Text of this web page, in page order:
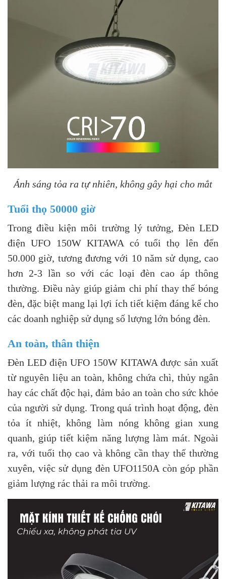
Ánh sáng tỏa ra tự nhiên, không gây hại cho mắt
Tuổi thọ 50000 giờ
Trong điều kiện môi trường lý tưởng, Đèn LED
điện UFO 150W KITAWA có tuổi thọ lên đến
50.000 giờ, tương đương với 10 năm sử dụng, cao
hơn 2-3 lần so với các loại đèn cao áp thông
thường. Điều này giúp giảm chi phí thay thế bóng
đèn, đặc biệt mang lại lợi ích tiết kiệm đáng kể cho
các doanh nghiệp sử dụng số lượng lớn bóng đèn.
An toàn, thân thiện
Đèn LED điện UFO 150W KITAWA được sản xuất
từ nguyên liệu an toàn, không chứa chì, thủy ngân
hay các chất độc hại, đảm bảo an toàn cho sức khỏe
của người sử dụng. Trong quá trình hoạt động, đèn
tỏa ít nhiệt, không làm nóng không gian xung
quanh, giúp tiết kiệm năng lượng làm mát. Ngoài
ra, với tuổi thọ cao và không cần thay thế thường
xuyên, việc sử dụng đèn UFO1150A còn góp phần
giảm lượng rác thải ra môi trường.